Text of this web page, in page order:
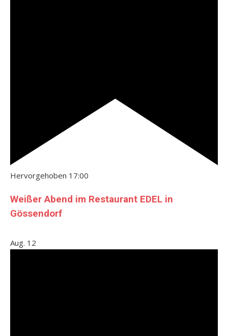
Hervorgehoben 17:00
Weißer Abend im Restaurant EDEL in
Gössendorf
Aug. 12